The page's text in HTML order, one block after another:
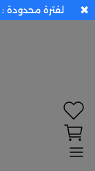
لفترة محدودة : ✖